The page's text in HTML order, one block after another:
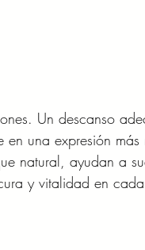
Un descanso
en una expresión
natural, ayudan a
y vitalidad en